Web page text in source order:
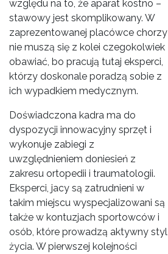
względu na to, że aparat kostno –
stawowy jest skomplikowany. W
zaprezentowanej placówce chorzy
nie muszą się z kolei czegokolwiek
obawiać, bo pracują tutaj eksperci,
którzy doskonale poradzą sobie z
ich wypadkiem medycznym.
Doświadczona kadra ma do
dyspozycji innowacyjny sprzęt i
wykonuje zabiegi z
uwzględnieniem doniesień z
zakresu ortopedii i traumatologii.
Eksperci, jacy są zatrudnieni w
takim miejscu wyspecjalizowani są
także w kontuzjach sportowców i
osób, które prowadzą aktywny styl
życia. W pierwszej kolejności